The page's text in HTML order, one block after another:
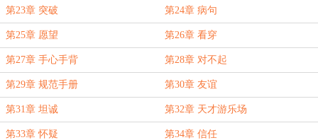
第23章 突破 第24章 病句
第25章 愿望 第26章 看穿
第27章 手心手背 第28章 对不起
第29章 规范手册 第30章 友谊
第31章 坦诚 第32章 天才游乐场
第33章 怀疑 第34章 信任